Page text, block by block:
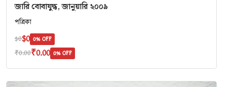
জারি বোবাযুদ্ধ, জানুয়ারি ২০০৯
পত্রিকা
$0$0 0% OFF
₹0.00₹0.00 0% OFF